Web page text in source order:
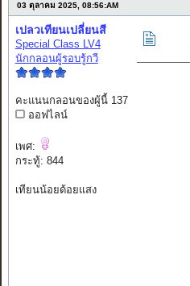
03 ตุลาคม 2025, 08:56:AM
เปลวเทียนเปลี่ยนสี
Special Class LV4
นักกลอนผู้รอบรู้กวี
คะแนนกลอนของผู้นี้ 137
ออฟไลน์
เพศ:
กระทู้: 844
เทียนน้อยด้อยแสง